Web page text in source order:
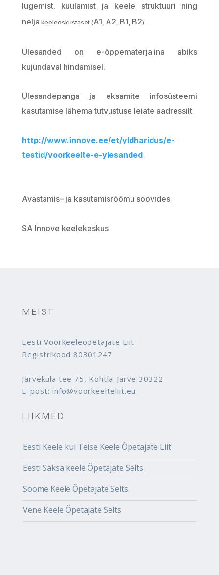
lugemist, kuulamist ja keele struktuuri
ning
nelja keeleoskustaset(A1, A2, B1, B2).
Ülesanded on e-õppematerjalina
abiks
kujundaval hindamisel.
Ülesandepanga ja eksamite
infosüsteemi
kasutamise lähema tutvustuse leiate aadressilt
http://www.innove.ee/et/yldharidus/e-
testid/voorkeelte-e-ylesanded
Avastamis– ja kasutamisrõõmu soovides
SA Innove keelekeskus
MEIST
Eesti Võõrkeeleõpetajate Liit
Registrikood 80301247
Järveküla tee 75, Kohtla-Järve 30322
E-post: info@voorkeelteliit.eu
LIIKMED
Eesti Keele kui Teise Keele Õpetajate Liit
Eesti Saksa keele Õpetajate Selts
Soome Keele Õpetajate Selts
Vene Keele Õpetajate Selts